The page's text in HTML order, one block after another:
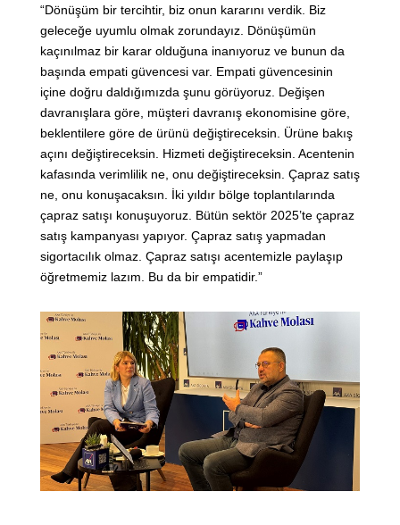
“Dönüşüm bir tercihtir, biz onun kararını verdik. Biz
geleceğe uyumlu olmak zorundayız. Dönüşümün
kaçınılmaz bir karar olduğuna inanıyoruz ve bunun da
başında empati güvencesi var. Empati güvencesinin
içine doğru daldığımızda şunu görüyoruz. Değişen
davranışlara göre, müşteri davranış ekonomisine göre,
beklentilere göre de ürünü değiştireceksin. Ürüne bakış
açını değiştireceksin. Hizmeti değiştireceksin. Acentenin
kafasında verimlilik ne, onu değiştireceksin. Çapraz satış
ne, onu konuşacaksın. İki yıldır bölge toplantılarında
çapraz satışı konuşuyoruz. Bütün sektör 2025’te çapraz
satış kampanyası yapıyor. Çapraz satış yapmadan
sigortacılık olmaz. Çapraz satışı acentemizle paylaşıp
öğretmemiz lazım. Bu da bir empatidir.”